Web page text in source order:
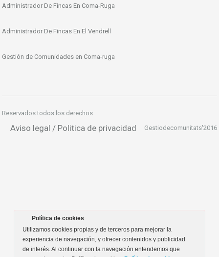
Política de cookies
Utilizamos cookies propias y de terceros para mejorar la
experiencia de navegación, y ofrecer contenidos y publicidad
de interés. Al continuar con la navegación entendemos que
Administrador De Fincas En Coma-Ruga
Administrador De Fincas En El Vendrell
Gestión de Comunidades en Coma-ruga
Reservados todos los derechos
Aviso legal / Politica de privacidad Gestiodecomunitats'2016